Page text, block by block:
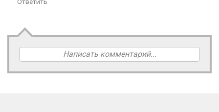
Написать комментарий...